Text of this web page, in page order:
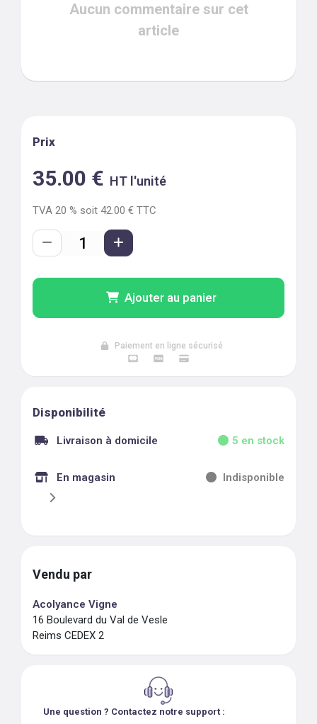
Aucun commentaire sur cet
article
Prix
35.00 € HT l'unité
TVA 20 % soit 42.00 € TTC
Ajouter au panier
Paiement en ligne sécurisé
Disponibilité
Livraison à domicile 5 en stock
En magasin Indisponible
Vendu par
Acolyance Vigne
16 Boulevard du Val de Vesle
Reims CEDEX 2
Une question ? Contactez notre support :